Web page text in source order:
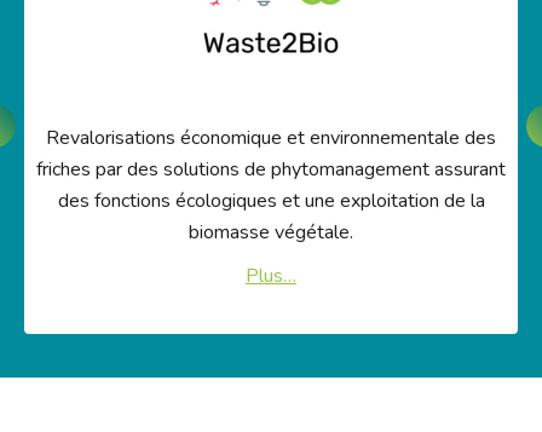
Revalorisations économique et environnementale des
friches par des solutions de phytomanagement assurant
des fonctions écologiques et une exploitation de la
biomasse végétale.
Plus…